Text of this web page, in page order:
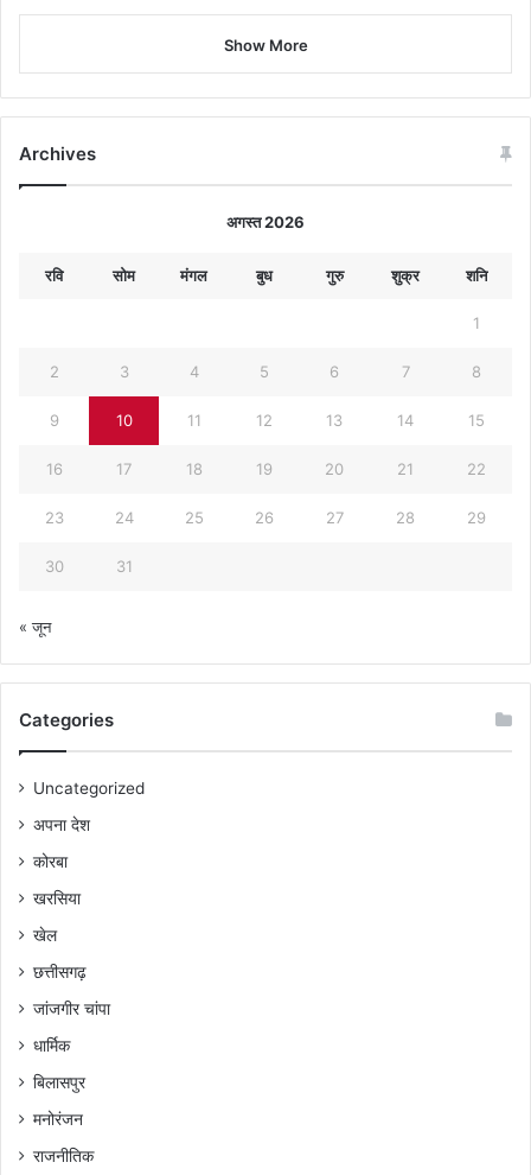
Show More
Archives
अगस्त 2026
रवि सोम मंगल बुध गुरु शुक्र शनि
1
2 3 4 5 6 7 8
9 10 11 12 13 14 15
16 17 18 19 20 21 22
23 24 25 26 27 28 29
30 31
« जून
Categories
Uncategorized
अपना देश
कोरबा
खरसिया
खेल
छत्तीसगढ़
जांजगीर चांपा
धार्मिक
बिलासपुर
मनोरंजन
राजनीतिक